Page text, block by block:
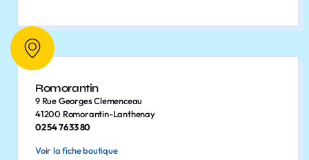
Romorantin
9 Rue Georges Clemenceau
41200 Romorantin-Lanthenay
02 54 76 33 80
Voir la fiche boutique